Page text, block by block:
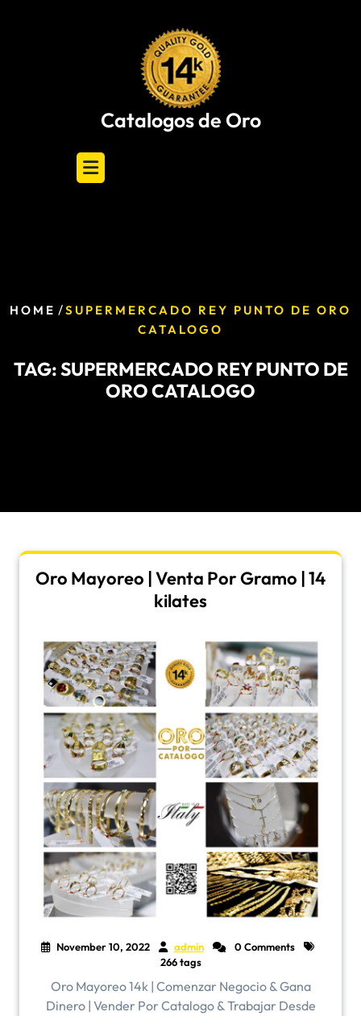
Catalogos de Oro
HOME /SUPERMERCADO REY PUNTO DE ORO
CATALOGO
TAG:SUPERMERCADO REY PUNTO DE
ORO CATALOGO
Oro Mayoreo | Venta Por Gramo | 14
kilates
November 10, 2022 admin
0 Comments
266 tags
Oro Mayoreo 14k | Comenzar Negocio & Gana
Dinero | Vender Por Catalogo & Trabajar Desde